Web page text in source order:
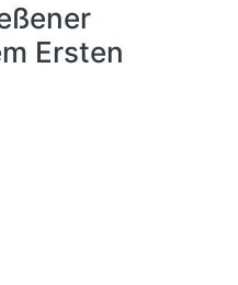
Ersten